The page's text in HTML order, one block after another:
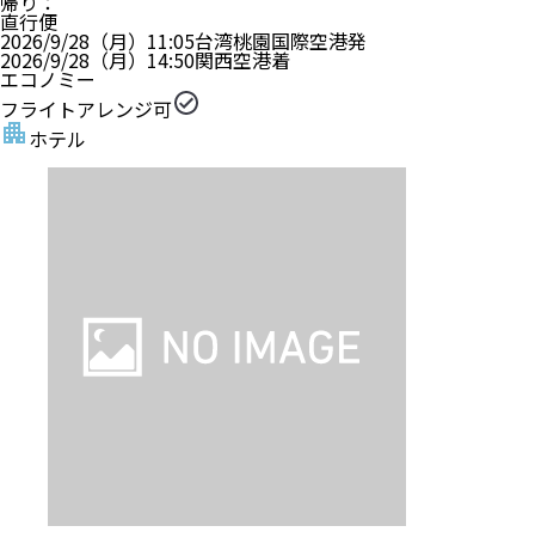
直行便
2026/9/28（月） 11:05台湾桃園国際空港発
2026/9/28（月） 14:50関西空港着
エコノミー
フライトアレンジ可
ホテル